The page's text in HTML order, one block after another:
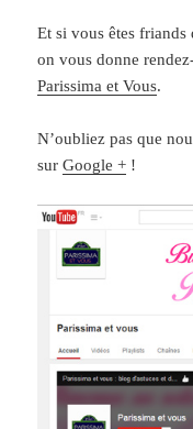
Et si vous êtes friands
on vous donne
Parissima et Vous.
N’oubliez pas que
surGoogle + !